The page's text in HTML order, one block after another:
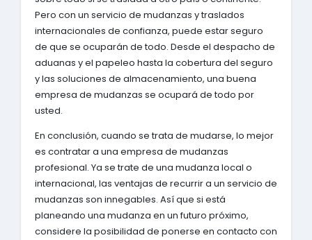
Pero con un servicio de mudanzas y traslados
internacionales de confianza, puede estar seguro
de que se ocuparán de todo. Desde el despacho de
aduanas y el papeleo hasta la cobertura del seguro
y las soluciones de almacenamiento, una buena
empresa de mudanzas se ocupará de todo por
usted.
En conclusión, cuando se trata de mudarse, lo mejor
es contratar a una empresa de mudanzas
profesional. Ya se trate de una mudanza local o
internacional, las ventajas de recurrir a un servicio de
mudanzas son innegables. Así que si está
planeando una mudanza en un futuro próximo,
considere la posibilidad de ponerse en contacto con